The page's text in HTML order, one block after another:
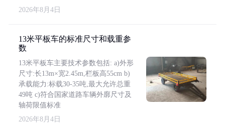
2026年8月4日
13米平板车的标准尺寸和载重参
数
13米平板车主要技术参数包括: a)外形
尺寸:长13m×宽2.45m,栏板高55cm b)
承载能力:标载30-35吨,最大允许总重
49吨 c)符合国家道路车辆外廓尺寸及
轴荷限值标准
2026年8月4日